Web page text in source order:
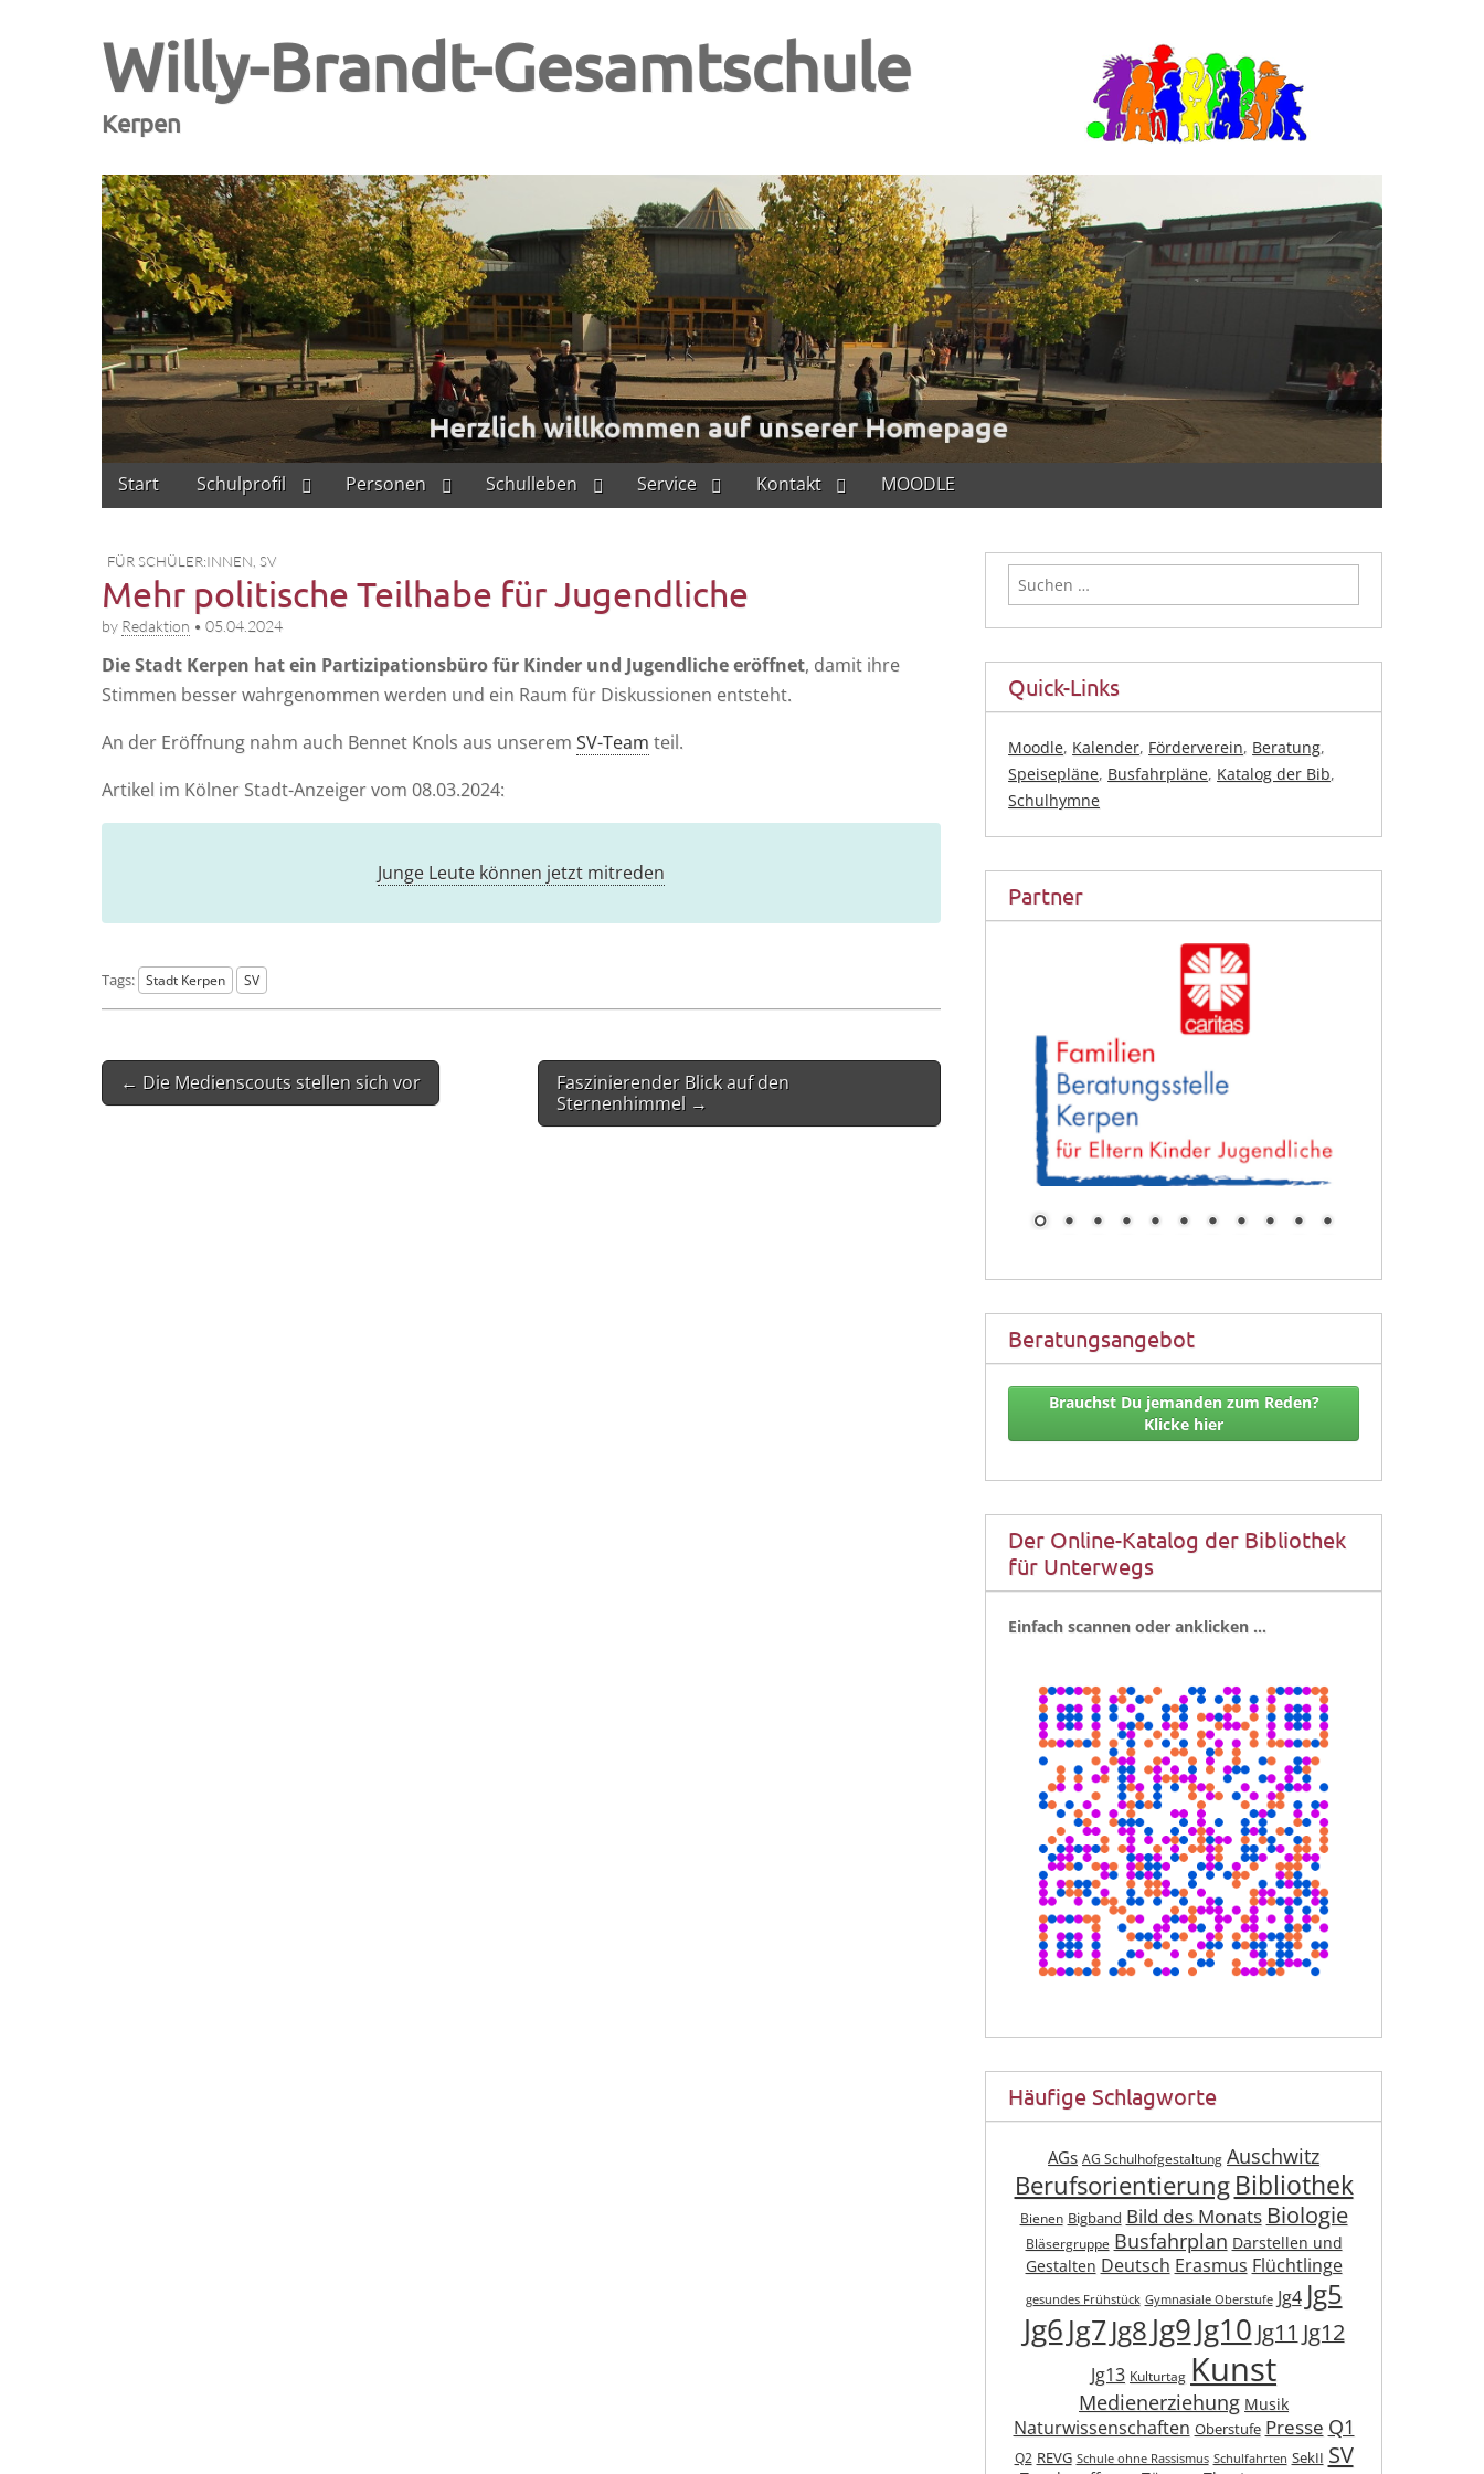
Willy-Brandt-Gesamtschule
Kerpen
Main
menu
Skip
to
Start Schulprofil Personen Schulleben Service Kontakt MOODLE
FÜR SCHÜLER:INNEN SV
Mehr politische Teilhabe für Jugendliche
by Redaktion • 05.04.2024
Die Stadt Ker­pen hat ein Par­ti­zi­pa­ti­ons­bü­ro für Kin­der und Jugend­li­che eröff­net, damit ihre
Stim­men bes­ser wahr­ge­nom­men wer­den und ein Raum für Dis­kus­sio­nen entsteht.
An der Eröff­nung nahm auch Ben­net Knols aus unse­rem SV-Team teil.
Arti­kel im Köl­ner Stadt-Anzei­ger vom 08.03.2024:
Jun­ge Leu­te kön­nen jetzt mitreden
Tags: Stadt Kerpen SV
Post
navigation
← Die Medienscouts stellen sich vor
Faszinierender Blick auf den
Sternenhimmel →
Suchen
nach:
Quick-Links
Moodle, Kalender, Förderverein, Beratung,
Speisepläne, Busfahrpläne, Katalog der Bib,
Schulhymne
Partner
Beratungsangebot
Brauchst Du jemanden zum Reden?
Klicke hier
Der Online-Katalog der Bibliothek
für Unterwegs
Ein­fach scan­nen oder anklicken …
Häufige Schlagworte
AGs AG Schulhofgestaltung Auschwitz
Berufsorientierung Bibliothek
Bienen Bigband Bild des Monats Biologie
Bläsergruppe Busfahrplan Darstellen und
Gestalten Deutsch Erasmus Flüchtlinge
gesundes Frühstück Gymnasiale Oberstufe Jg4 Jg5
Jg6 Jg7 Jg8 Jg9Jg10 Jg11 Jg12
Jg13 Kulturtag Kunst
Medienerziehung Musik
Naturwissenschaften Oberstufe Presse Q1
Q2 REVG Schule ohne Rassismus Schulfahrten SekII SV